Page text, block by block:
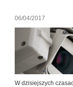
06/04/2017
W dzisiejszych